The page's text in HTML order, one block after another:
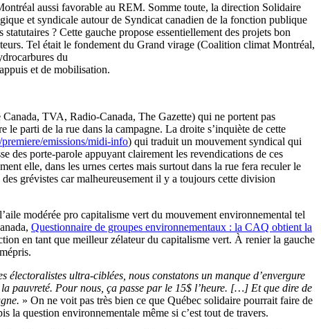
aussi favorable au REM. Somme toute, la direction Solidaire
et syndicale autour de Syndicat canadien de la fonction publique
? Cette gauche propose essentiellement des projets bon
Tel était le fondement du Grand virage (Coalition climat Montréal,
du
et de mobilisation.
TVA, Radio-Canada, The Gazette) qui ne portent pas
parti de la rue dans la campagne. La droite s’inquiète de cette
emissions/midi-info) qui traduit un mouvement syndical qui
des porte-parole appuyant clairement les revendications de ces
elle, dans les urnes certes mais surtout dans la rue fera reculer le
grévistes car malheureusement il y a toujours cette division
modérée pro capitalisme vert du mouvement environnemental tel
Questionnaire de groupes environnementaux : la CAQ obtient la
en tant que meilleur zélateur du capitalisme vert. À renier la gauche
électoralistes ultra-ciblées, nous constatons un manque d’envergure
pauvreté. Pour nous, ça passe par le 15$ l’heure. […] Et que dire de
» On ne voit pas très bien ce que Québec solidaire pourrait faire de
la question environnementale même si c’est tout de travers.